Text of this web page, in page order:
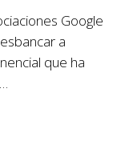
Google
a
que ha